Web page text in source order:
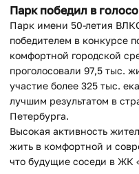
Парк победил в
Парк имени 50-летия
победителем в конкурсе
комфортной городской
проголосовали 97,5 тыс.
участие более 325 тыс.
лучшим результатом в
Петербурга.
Высокая активность
жить в комфортной и
что будущие соседи в ЖК